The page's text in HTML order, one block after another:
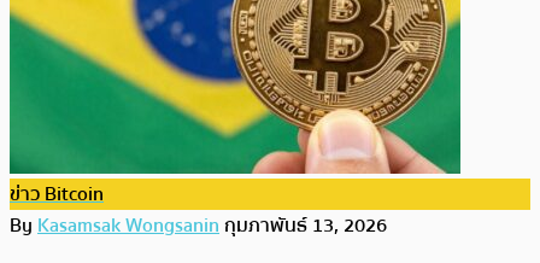
ข่าว Bitcoin
ByKasamsak Wongsaninกุมภาพันธ์ 13, 2026